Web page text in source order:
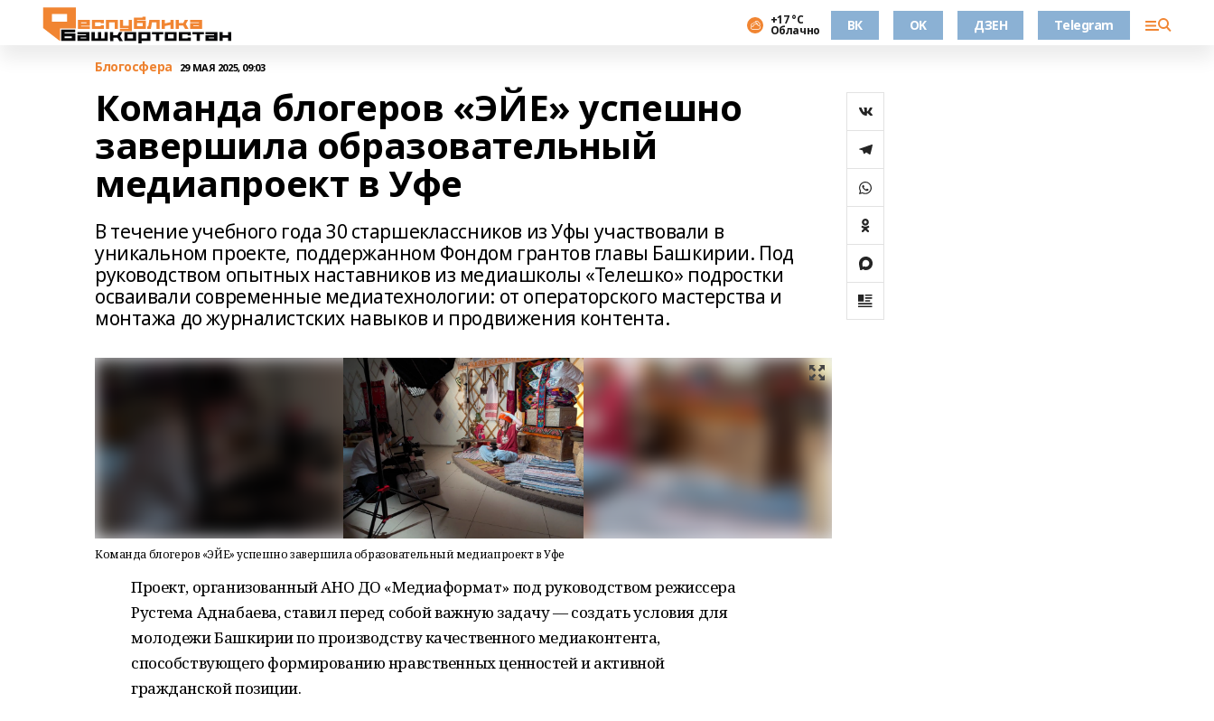
+17 °С
Облачно ВК OK ДЗЕН Telegram
Блогосфера 29 МАЯ 2025, 09:03
Команда блогеров «ЭЙЕ» успешно
завершила образовательный
медиапроект в Уфе
В течение учебного года 30 старшеклассников из Уфы участвовали в
уникальном проекте, поддержанном Фондом грантов главы Башкирии. Под
руководством опытных наставников из медиашколы «Телешко» подростки
осваивали современные медиатехнологии: от операторского мастерства и
монтажа до журналистских навыков и продвижения контента.
Команда блогеров «ЭЙЕ» успешно завершила образовательный медиапроект в Уфе
Проект, организованный АНО ДО «Медиаформат» под руководством режиссера
Рустема Аднабаева, ставил перед собой важную задачу — создать условия для
молодежи Башкирии по производству качественного медиаконтента,
способствующего формированию нравственных ценностей и активной
гражданской позиции.